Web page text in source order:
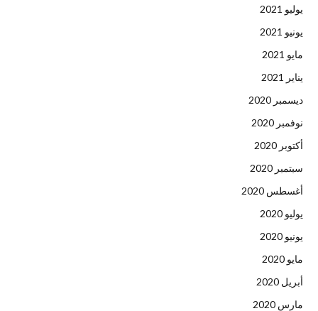
يوليو 2021
يونيو 2021
مايو 2021
يناير 2021
ديسمبر 2020
نوفمبر 2020
أكتوبر 2020
سبتمبر 2020
أغسطس 2020
يوليو 2020
يونيو 2020
مايو 2020
أبريل 2020
مارس 2020